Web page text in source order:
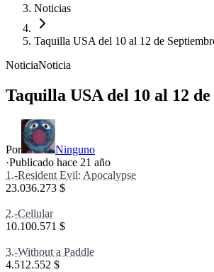
Noticias
Taquilla USA del 10 al 12 de
NoticiaNoticia
Taquilla USA del 10 al 12
Por
Ninguno
·Publicado hace 21 año
1.-Resident Evil: Apocalypse
23.036.273 $
2.-Cellular
10.100.571 $
3.-Without a Paddle
4.512.552 $